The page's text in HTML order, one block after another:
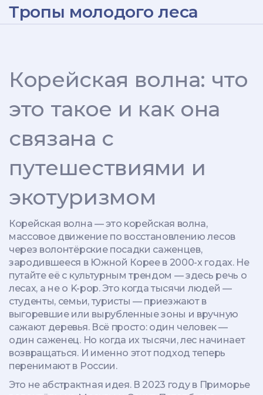
Тропы молодого леса
Корейская волна: что
это такое и как она
связана с
путешествиями и
экотуризмом
Корейская волна — это корейская волна,
массовое движение по восстановлению лесов
через волонтёрские посадки саженцев,
зародившееся в Южной Корее в 2000-х годах. Не
путайте её с культурным трендом — здесь речь о
лесах, а не о K-pop. Это когда тысячи людей —
студенты, семьи, туристы — приезжают в
выгоревшие или вырубленные зоны и вручную
сажают деревья. Всё просто: один человек —
один саженец. Но когда их тысячи, лес начинает
возвращаться. И именно этот подход теперь
перенимают в России.
Это не абстрактная идея. В 2023 году в Приморье